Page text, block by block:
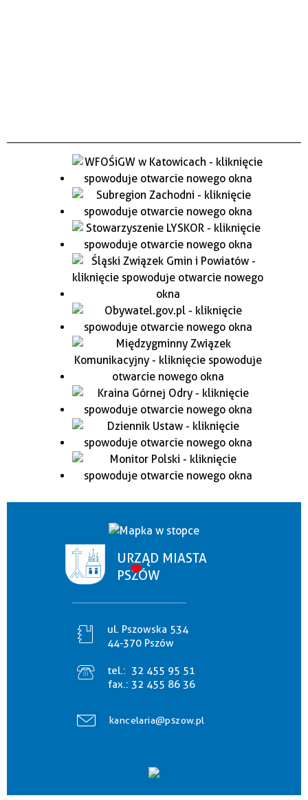
URZĄD MIASTA
PSZÓW
ul. Pszowska 534
44-370 Pszów
tel.: 32 455 95 51
fax.: 32 455 86 36
kancelaria@pszow.pl